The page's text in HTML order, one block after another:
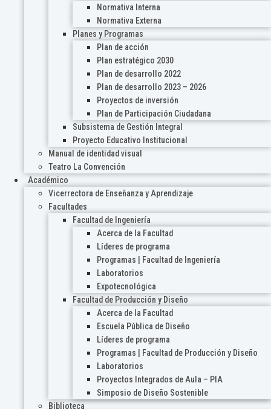
Normativa Interna
Normativa Externa
Planes y Programas
Plan de acción
Plan estratégico 2030
Plan de desarrollo 2022
Plan de desarrollo 2023 – 2026
Proyectos de inversión
Plan de Participación Ciudadana
Subsistema de Gestión Integral
Proyecto Educativo Institucional
Manual de identidad visual
Teatro La Convención
Académico
Vicerrectora de Enseñanza y Aprendizaje
Facultades
Facultad de Ingeniería
Acerca de la Facultad
Líderes de programa
Programas | Facultad de Ingeniería
Laboratorios
Expotecnológica
Facultad de Producción y Diseño
Acerca de la Facultad
Escuela Pública de Diseño
Líderes de programa
Programas | Facultad de Producción y Diseño
Laboratorios
Proyectos Integrados de Aula – PIA
Simposio de Diseño Sostenible
Biblioteca